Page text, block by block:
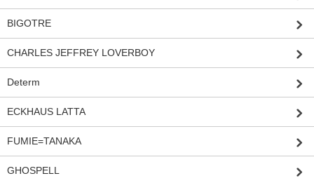
BIGOTRE
CHARLES JEFFREY LOVERBOY
Determ
ECKHAUS LATTA
FUMIE=TANAKA
GHOSPELL